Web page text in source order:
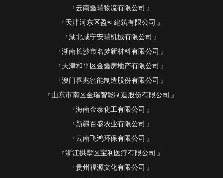
云南鑫瑞物流有限公司
天津河东区盈科建筑有限公司
湖北咸宁安瑞机械有限公司
湖南长沙市名梦新材料有限公司
天津和平区金鑫房地产有限公司
澳门喜兆智能制造股份有限公司
山东市南区金瑞智能制造股份有限公司
海南金泰化工有限公司
新疆百盛农业有限公司
云南飞鸿环保有限公司
浙江拱墅区宝利医疗有限公司
贵州福源文化有限公司